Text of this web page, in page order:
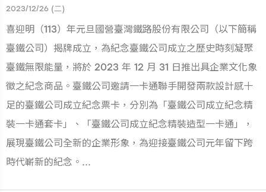
2023/12/26 (二)
喜迎明（113）年元旦國營臺灣鐵路股份有限公司（以下簡稱
臺鐵公司）揭牌成立，為紀念臺鐵公司成立之歷史時刻凝聚
臺鐵無限能量，將於 2023 年 12 月 31 日推出具企業文化象
徵之紀念商品。臺鐵公司邀請一卡通聯手開發兩款設計感十
足的臺鐵公司成立紀念票卡，分別為「臺鐵公司成立紀念精
裝一卡通套卡」、「臺鐵公司成立紀念精裝造型一卡通」，
展現臺鐵公司全新的企業形象，為迎接臺鐵公司元年留下跨
時代嶄新的紀念。...